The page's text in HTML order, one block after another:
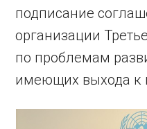
подписание
организации
по проблемам
имеющих выхода к